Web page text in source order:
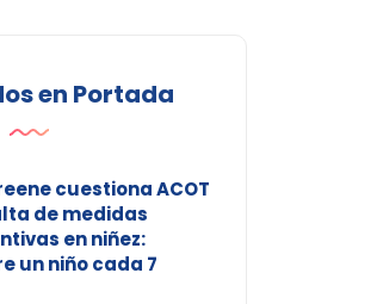
en Portada
cuestiona ACOT
de medidas
en niñez:
un niño cada 7